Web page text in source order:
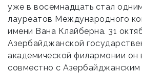
уже в восемнадцать стал
лауреатов Международного
имени Вана Клайберна. 31
Азербайджанской
академической филармонии он
совместно с Азербайджанским